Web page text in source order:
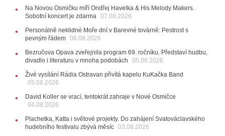
10:33
Úsměvné historky ze života ostravské kapely
Verše: Od zapomenutých baterek až po kuriózní krádež
28.07.2026
jen několik desítek posledních vstupenek
27.07.2026
20:44
10:06
Ladná Čeladná nabídne Olympic, Langerovou i
Kirschner, návštěvníci nově zaplatí už jen pomocí čipů
24.07.2026
Zpěvačka Tanja vydala nové EP Plamen
Na Novou Osmičku míří Ondřej Havelka & His Melody Makers.
Sobotní koncert je zdarma 07.08.2026
Personálně neklidné Moře dní v Barevné továrně: Pestrost s
pevným řádem 06.08.2026
Bezručova Opava zveřejnila program 69. ročníku. Představí hudbu,
divadlo i literaturu v mnoha podobách
05.08.2026
Živé vysílání Rádia Ostravan přivítá kapelu KuKačka Band
05.08.2026
David Koller se vrací, tentokrát zahraje v Nové Osmičce
04.08.2026
Plachetka, Katta i světové projekty. Do zahájení Svatováclavského
hudebního festivalu zbývá měsíc 03.08.2026